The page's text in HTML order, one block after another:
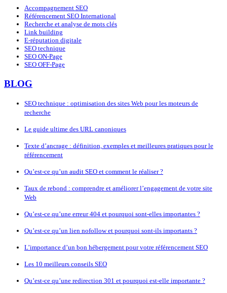
Accompagnement SEO
Référencement SEO International
Recherche et analyse de mots clés
Link building
E-réputation digitale
SEO technique
SEO ON-Page
SEO OFF-Page
BLOG
SEO technique : optimisation des sites Web pour les moteurs de
recherche
Le guide ultime des URL canoniques
Texte d’ancrage : définition, exemples et meilleures pratiques pour le
référencement
Qu’est-ce qu’un audit SEO et comment le réaliser ?
Taux de rebond : comprendre et améliorer l’engagement de votre site
Web
Qu’est-ce qu’une erreur 404 et pourquoi sont-elles importantes ?
Qu’est-ce qu’un lien nofollow et pourquoi sont-ils importants ?
L’importance d’un bon hébergement pour votre référencement SEO
Les 10 meilleurs conseils SEO
Qu’est-ce qu’une redirection 301 et pourquoi est-elle importante ?